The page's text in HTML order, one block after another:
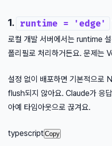
1. runtime = 'edge'
로컬 개발 서버에서는 runtime
폴리필로 처리하거든요. 문제는
설정 없이 배포하면 기본적으로
flush되지 않아요. Claude가 응
아예 타임아웃으로 끊겨요.
typescriptCopy